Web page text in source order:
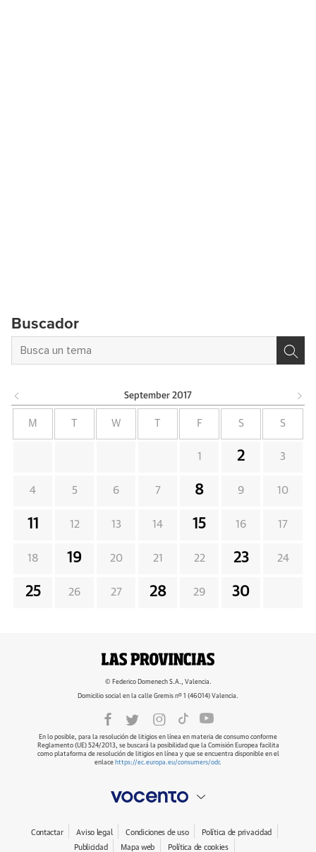
Buscador
September 2017
M W F S S
1 2 3
4 5 6 7 8 9 10
11 12 13 14 15 16 17
18 19 20 21 22 23 24
25 26 27 28 29 30
© Federico Domenech S.A., Valencia.
Domicilio social en la calle Gremis nº 1 (46014) Valencia.
En lo posible, para la resolución de litigios en línea en materia de consumo conforme
Reglamento (UE) 524/2013, se buscará la posibilidad que la Comisión Europea facilita
como plataforma de resolución de litigios en línea y que se encuentra disponible en el
enlace https://ec.europa.eu/consumers/odr.
Contactar Aviso legal Condiciones de uso
Política de privacidad
Publicidad
Mapa web Política de cookies